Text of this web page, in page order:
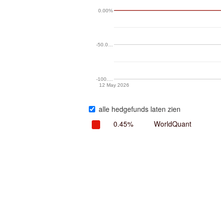
12 May 2026
-100.…
-50.0…
0.00%
alle hedgefunds laten zien
0.45%
WorldQuant